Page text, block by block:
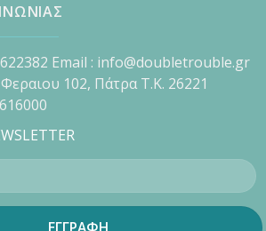
Email : info@doubletrouble.gr
102, Πάτρα Τ.Κ. 26221